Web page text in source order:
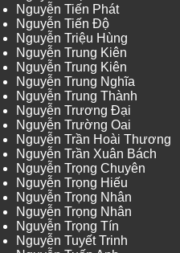
Nguyễn Tiến Phát
Nguyễn Tiến Độ
Nguyễn Triệu Hùng
Nguyễn Trung Kiên
Nguyễn Trung Kiên
Nguyễn Trung Nghĩa
Nguyễn Trung Thành
Nguyễn Trương Đại
Nguyễn Trường Oai
Nguyễn Trần Hoài Thương
Nguyễn Trần Xuân Bách
Nguyễn Trọng Chuyên
Nguyễn Trọng Hiếu
Nguyễn Trọng Nhân
Nguyễn Trọng Nhân
Nguyễn Trọng Tín
Nguyễn Tuyết Trinh